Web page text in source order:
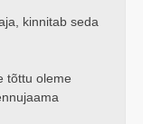
kinnitab seda
tõttu oleme